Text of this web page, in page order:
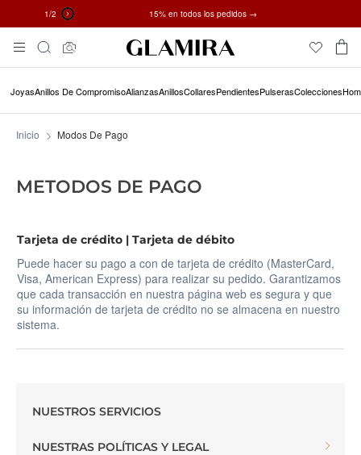
2/2 15% en todos los pedidos →
✓ Devoluciones en 60 días ✓ Redimensionamiento gratuito
To
Content
Búsqueda
JoyasAnillos De CompromisoAlianzasAnillosCollaresPendientesPulserasColecciones
Inicio Modos De Pago
METODOS DE PAGO
Tarjeta de crédito | Tarjeta de débito
Puede hacer su pago a con de tarjeta de crédito (MasterCard,
Visa, American Express) para realizar su pedido. Garantizamos
que cada transacción en nuestra página web es segura y que
su información de tarjeta de crédito no se almacena en nuestro
sistema.
NUESTROS SERVICIOS
NUESTRAS POLÍTICAS Y LEGAL